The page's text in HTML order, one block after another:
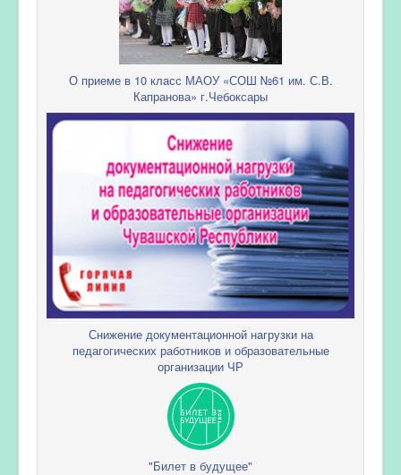
О приеме в 10 класс МАОУ «СОШ №61 им. С.В.
Капранова» г.Чебоксары
Снижение документационной нагрузки на
педагогических работников и образовательные
организации ЧР
"Билет в будущее"